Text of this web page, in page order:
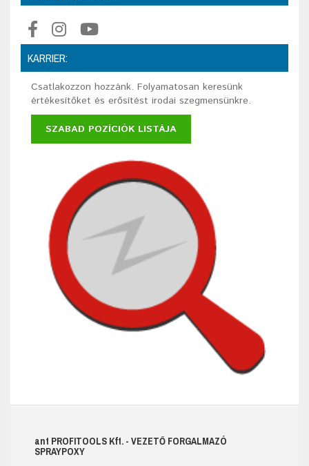
KARRIER:
Csatlakozzon hozzánk. Folyamatosan keresünk
értékesítőket és erősítést irodai szegmensünkre.
SZABAD POZÍCIÓK LISTÁJA
ant PROFITOOLS Kft. - VEZETŐ FORGALMAZÓ
SPRAYPOXY